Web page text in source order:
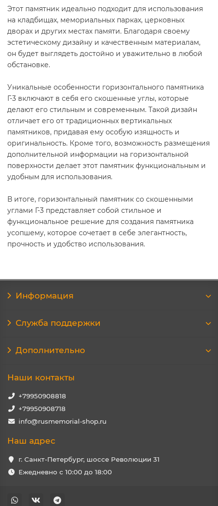
Этот памятник идеально подходит для использования
на кладбищах, мемориальных парках, церковных
дворах и других местах памяти. Благодаря своему
эстетическому дизайну и качественным материалам,
он будет выглядеть достойно и уважительно в любой
обстановке.
Уникальные особенности горизонтального памятника
Г-3 включают в себя его скошенные углы, которые
делают его стильным и современным. Такой дизайн
отличает его от традиционных вертикальных
памятников, придавая ему особую изящность и
оригинальность. Кроме того, возможность размещения
дополнительной информации на горизонтальной
поверхности делает этот памятник функциональным и
удобным для использования.
В итоге, горизонтальный памятник со скошенными
углами Г-3 представляет собой стильное и
функциональное решение для создания памятника
усопшему, которое сочетает в себе элегантность,
прочность и удобство использования.
Информация
Служба поддержки
Дополнительно
Наши контакты
+79950908818
+79950908718
info@rusmemorial-shop.ru
Наш адрес
г. Санкт-Петербург, шоссе Революции 31
Ежедневно с 10:00 до 18:00